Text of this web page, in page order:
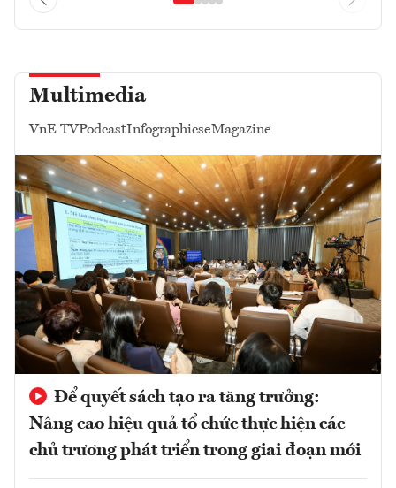
Multimedia
VnE TVPodcastInfographicseMagazine
Để quyết sách tạo ra tăng trưởng:
Nâng cao hiệu quả tổ chức thực hiện các
chủ trương phát triển trong giai đoạn mới